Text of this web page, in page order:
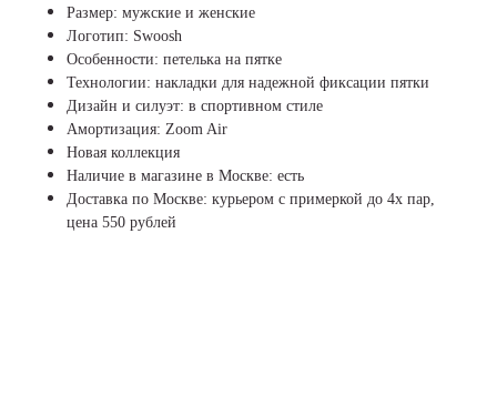
Размер: мужские и женские
Логотип: Swoosh
Особенности: петелька на пятке
Технологии: накладки для надежной фиксации пятки
Дизайн и силуэт: в спортивном стиле
Амортизация: Zoom Air
Новая коллекция
Наличие в магазине в Москве: есть
Доставка по Москве: курьером с примеркой до 4х пар,
цена 550 рублей